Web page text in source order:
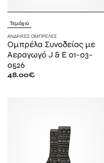
Τεμάχιο
ΑΝΔΡΙΚΈΣ ΟΜΠΡΈΛΕΣ
Ομπρέλα Συνοδείας με
Αεραγωγό J & E 01-03-
0526
48.00€